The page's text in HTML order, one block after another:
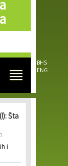
BHS
ENG
Šta
i